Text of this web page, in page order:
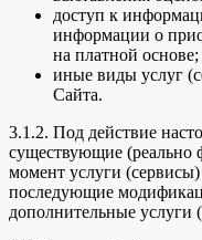
доступ к
информации о
на платной основе;
иные виды услуг
Сайта.
3.1.2. Под действие
существующие
момент услуги
последующие
дополнительные услуги